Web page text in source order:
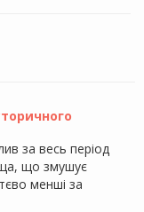
за весь період
що змушує
менші за